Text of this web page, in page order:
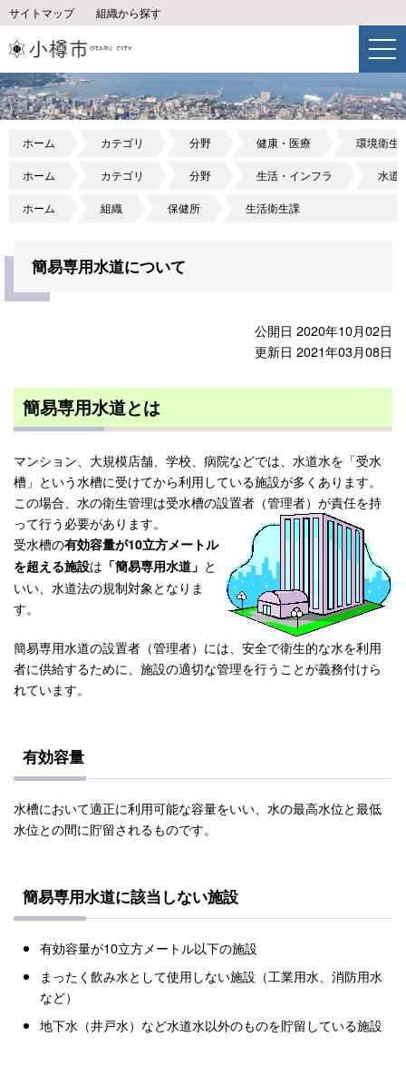
サイトマップ 組織から探す
ホーム カテゴリ 分野 健康・医療 環境衛生
ホーム カテゴリ 分野 生活・インフラ 水道
ホーム 組織 保健所 生活衛生課
簡易専用水道について
公開日 2020年10月02日
更新日 2021年03月08日
簡易専用水道とは
マンション、大規模店舗、学校、病院などでは、水道水を「受水
槽」という水槽に受けてから利用している施設が多くあります。
この場合、水の衛生管理は受水槽の設置者（管理者）が責任を持
って行う必要があります。
受水槽の有効容量が10立方メートル
を超える施設は 「簡易専用水道」 と
いい、水道法の規制対象となりま
す。
簡易専用水道の設置者（管理者）には、安全で衛生的な水を利用
者に供給するために、施設の適切な管理を行うことが義務付けら
れています。
有効容量
水槽において適正に利用可能な容量をいい、水の最高水位と最低
水位との間に貯留されるものです。
簡易専用水道に該当しない施設
有効容量が10立方メートル以下の施設
まったく飲み水として使用しない施設（工業用水、消防用水
など）
地下水（井戸水）など水道水以外のものを貯留している施設